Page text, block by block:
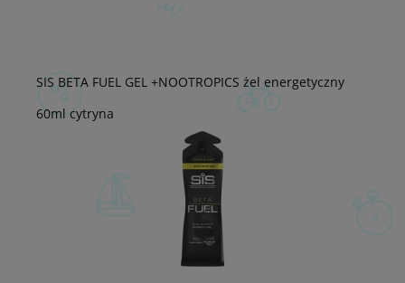
SIS BETA FUEL GEL +NOOTROPICS żel energetyczny
60ml cytryna